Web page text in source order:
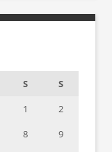
S
S
1
2
8
9